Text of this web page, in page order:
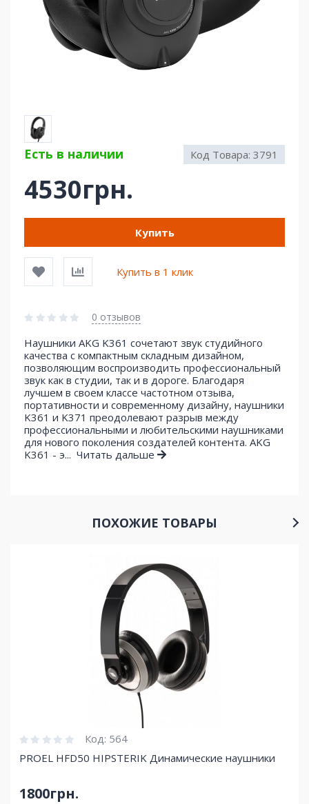
Есть в наличии Код Товара: 3791
4530грн.
Купить
Купить в 1 клик
0 отзывов
Наушники AKG K361 сочетают звук студийного
качества с компактным складным дизайном,
позволяющим воспроизводить профессиональный
звук как в студии, так и в дороге. Благодаря
лучшем в своем классе частотном отзыва,
портативности и современному дизайну, наушники
K361 и K371 преодолевают разрыв между
профессиональными и любительскими наушниками
для нового поколения создателей контента. AKG
K361 - э... Читать дальше
ПОХОЖИЕ ТОВАРЫ
Код: 564
PROEL HFD50 HIPSTERIK Динамические наушники
1800грн.